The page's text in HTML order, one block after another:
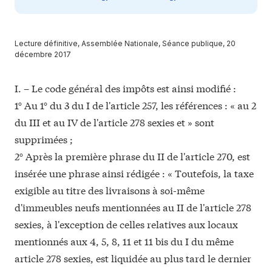
Lecture définitive, Assemblée Nationale, Séance publique, 20
décembre 2017
I. – Le code général des impôts est ainsi modifié :
1° Au 1° du 3 du I de l'article 257, les références : « au 2
du III et au IV de l'article 278 sexies et » sont
supprimées ;
2° Après la première phrase du II de l'article 270, est
insérée une phrase ainsi rédigée : « Toutefois, la taxe
exigible au titre des livraisons à soi-même
d'immeubles neufs mentionnées au II de l'article 278
sexies, à l'exception de celles relatives aux locaux
mentionnés aux 4, 5, 8, 11 et 11 bis du I du même
article 278 sexies, est liquidée au plus tard le dernier